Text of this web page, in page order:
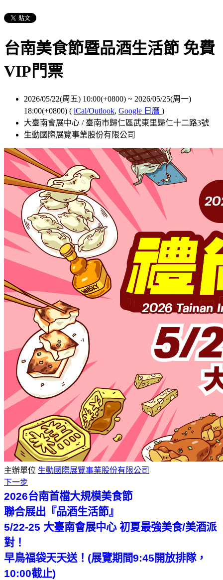
台南美食節暨品酒生活節 免費
VIP門票
2026/05/22(周五) 10:00(+0800) ~ 2026/05/25(周一)
18:00(+0800) ( iCal/Outlook, Google 日曆 )
大臺南會展中心 / 臺南市歸仁區武東里歸仁十二路3號
生動國際展覽事業股份有限公司
主辦單位 生動國際展覽事業股份有限公司
下一步
2026台南首檔大規模美食節
聯合展出『品酒生活節』
5/22-25 大臺南會展中心 初夏最強美食/美酒派
對！
早鳥福袋天天送！(展覽期間9:45開放排隊，
10:00截止)